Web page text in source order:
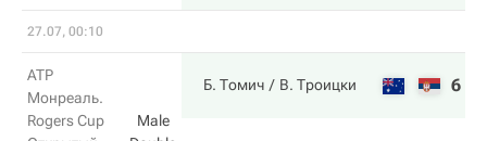
27.07, 00:10
ATP
Монреаль.
Rogers Cup
Male
Б. Томич В. Троицки 6